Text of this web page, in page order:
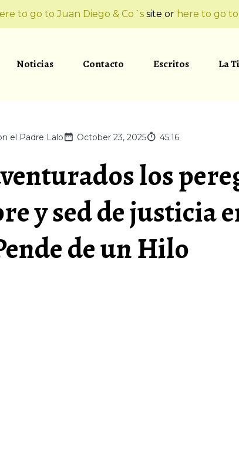
to go to Juan Diego & Co´s site or here to go
Noticias Contacto Escritos La
el Padre Lalo October 23, 2025 45:16
los
y sed de justicia
de un Hilo